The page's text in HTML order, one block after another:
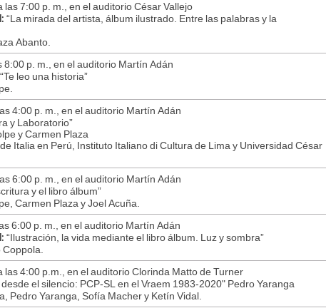
las 7:00 p. m., en el auditorio César Vallejo
“La mirada del artista, álbum ilustrado. Entre las palabras y la
Abanto.
8:00 p. m., en el auditorio Martín Adán
“Te leo una historia”
4:00 p. m., en el auditorio Martín Adán
y Laboratorio”
y Carmen Plaza
Italia en Perú, Instituto Italiano di Cultura de Lima y Universidad César
6:00 p. m., en el auditorio Martín Adán
y el libro álbum”
Carmen Plaza y Joel Acuña.
6:00 p. m., en el auditorio Martín Adán
“Ilustración, la vida mediante el libro álbum. Luz y sombra”
Coppola.
las 4:00 p.m., en el auditorio Clorinda Matto de Turner
desde el silencio: PCP-SL en el Vraem 1983-2020" Pedro Yaranga
Pedro Yaranga, Sofía Macher y Ketín Vidal.